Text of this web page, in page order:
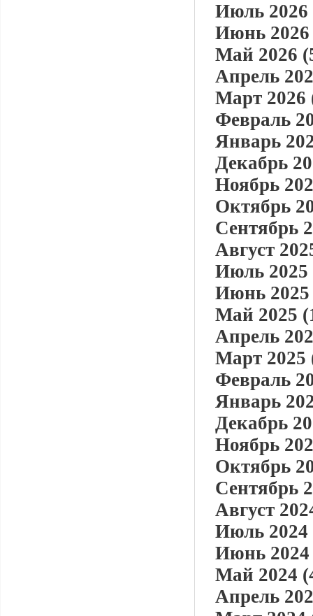
Июль 2026
Июнь 2026
Май 2026
Апрель
Март 2026
Февраль
Январь
Декабрь
Ноябрь
Октябрь
Сентябрь
Август
Июль 2025
Июнь 2025
Май 2025
Апрель
Март 2025
Февраль
Январь
Декабрь
Ноябрь
Октябрь
Сентябрь
Август
Июль 2024
Июнь 2024
Май 2024
Апрель